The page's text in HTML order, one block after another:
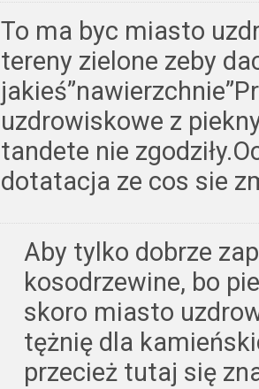
To ma byc miasto
tereny zielone zeby
uzdrowiskowe z
tandete nie
dotatacja ze cos sie
Aby tylko dobrze
kosodrzewine, bo
skoro miasto
tężnię dla
przecież tutaj się